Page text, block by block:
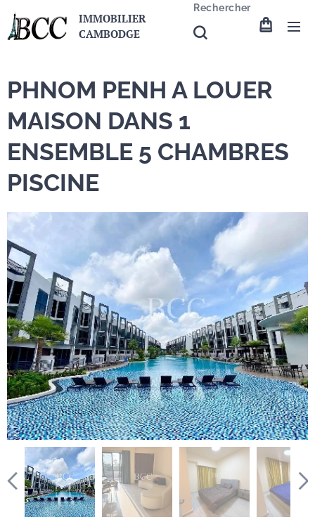
IMMOBILIER
CAMBODGE
Rechercher
PHNOM PENH A LOUER
MAISON DANS 1
ENSEMBLE 5 CHAMBRES
PISCINE